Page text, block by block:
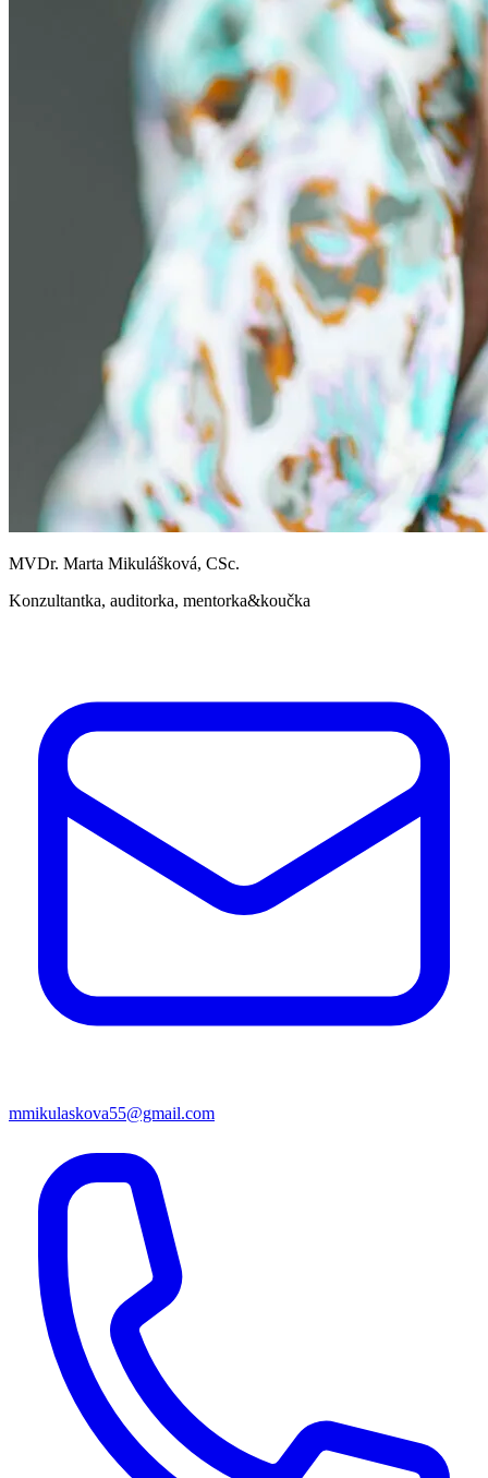
MVDr. Marta Mikulášková, CSc.
Konzultantka, auditorka, mentorka&koučka
mmikulaskova55@gmail.com